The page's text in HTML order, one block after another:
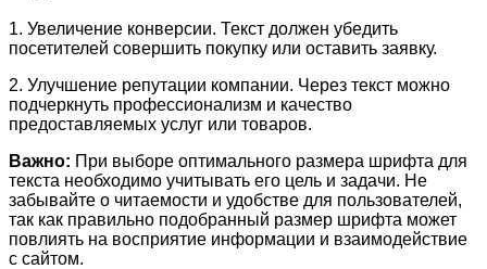
1. Увеличение конверсии. Текст должен убедить
посетителей совершить покупку или оставить заявку.
2. Улучшение репутации компании. Через текст можно
подчеркнуть профессионализм и качество
предоставляемых услуг или товаров.
Важно: При выборе оптимального размера шрифта для
текста необходимо учитывать его цель и задачи. Не
забывайте о читаемости и удобстве для пользователей,
так как правильно подобранный размер шрифта может
повлиять на восприятие информации и взаимодействие
с сайтом.